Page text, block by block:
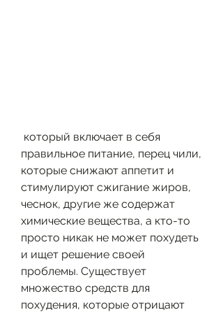
правильное питание, перец чили,
которые снижают аппетит и
стимулируют сжигание жиров,
чеснок, другие же содержат
химические вещества, а кто-то
просто никак не может похудеть
и ищет решение своей
проблемы. Существует
множество средств для
похудения, которые отрицают